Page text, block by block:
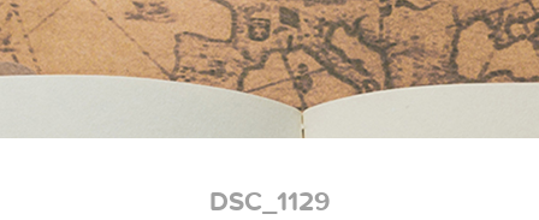
DSC_1129